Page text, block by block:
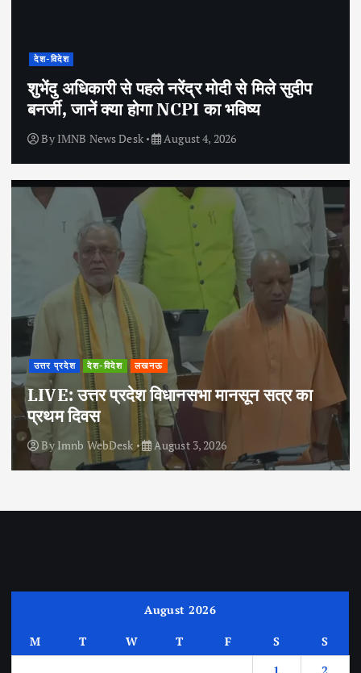
देश-विदेश
शुभेंदु अधिकारी से पहले नरेंद्र मोदी से मिले सुदीप
बनर्जी, जानें क्या होगा NCPI का भविष्य
By IMNB News Desk August 4, 2026
उत्तर प्रदेश देश-विदेश लखनऊ
LIVE: उत्तर प्रदेश विधानसभा मानसून सत्र का
प्रथम दिवस
ByImnb WebDesk August 3, 2026
August 2026
M T W T F S
S